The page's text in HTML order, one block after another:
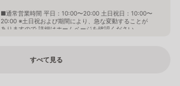
■通常営業時間 平日：10:00〜20:00 土日祝日：10:00〜
20:00 ※土日祝および期間により、急な変動することが
ありますので 詳細はホームページを確認ください
すべて見る